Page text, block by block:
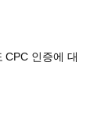
CPC 인증에 대